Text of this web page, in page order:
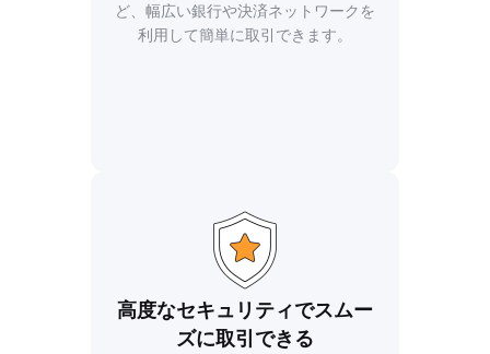
ど、幅広い銀行や決済ネットワークを
利用して簡単に取引できます。
高度なセキュリティでスムー
ズに取引できる